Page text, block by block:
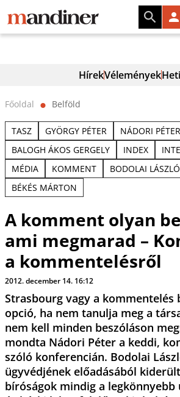
HírekVélemények
Főoldal ⬤ Belföld
TASZ GYÖRGY PÉTER NÁDORI PÉTER
BALOGH ÁKOS GERGELY
INDEX
MÉDIA
KOMMENT BODOLAI LÁSZLÓ
BÉKÉS MÁRTON
A komment olyan
ami megmarad –
a kommentelésről
2012. december 14. 16:12
Strasbourg vagy a kommentelés
opció, ha nem tanulja meg a
nem kell minden beszóláson
mondta Nádori Péter a keddi,
szóló konferencián. Bodolai
ügyvédjének előadásából
bíróságok mindig a legkönnyebb